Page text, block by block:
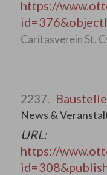
https://
Caritasverein St.
2237.
News &
URL:
https://